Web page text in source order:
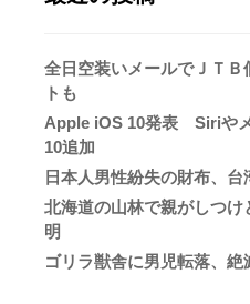
全日空装いメールでＪＴ
トも
Apple iOS 10発表 Siriや
10追加
日本人男性紛失の財布、
北海道の山林で親がしつ
明
ゴリラ獣舎に男児転落、